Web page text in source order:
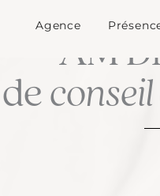
Agence LA
AM
conseil